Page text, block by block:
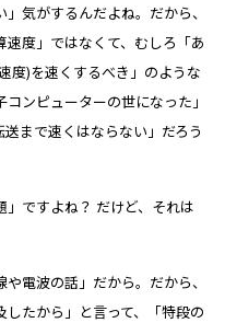
気がするんだよね。だから、
速度」ではなくて、むしろ「あ
度)を速くするべき」のような
ンピューターの世になった」
まで速くはならない」だろう
ですよね？ だけど、それは
電波の話」だから。だから、
したから」と言って、「特段の